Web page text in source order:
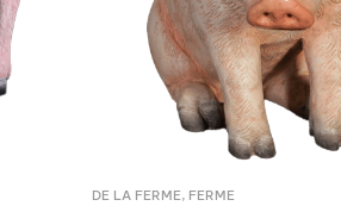
DE LA FERME, FERME